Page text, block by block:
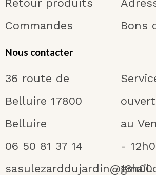
Retour produits
Commandes
Bons
Nous contacter
36 route de
Belluire 17800
Belluire
06 50 81 37 14
au
-
18h00